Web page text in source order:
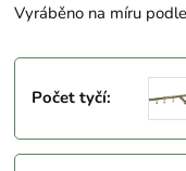
Vyráběno na míru
Počet tyčí: